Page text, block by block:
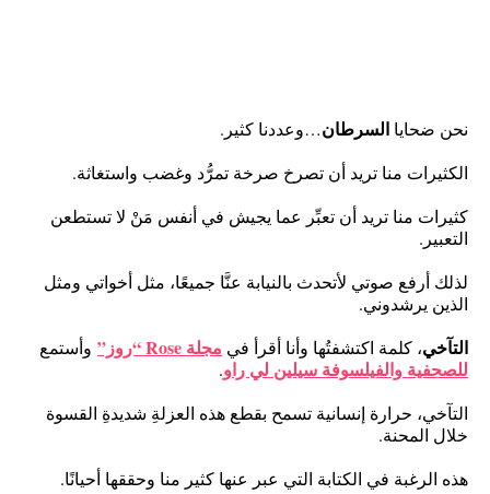
نحن ضحايا السرطان…وعددنا كثير.
الكثيرات منا تريد أن تصرخ صرخة تمرُّد وغضب واستغاثة.
كثيرات منا تريد أن تعبِّر عما يجيش في أنفس مَنْ لا تستطعن
التعبير.
لذلك أرفع صوتي لأتحدث بالنيابة عنَّا جميعًا، مثل أخواتي ومثل
الذين يرشدوني.
التآخي، كلمة اكتشفتُها وأنا أقرأ في مجلة Rose “روز” وأستمع
للصحفية والفيلسوفة سيلين لي راو.
التآخي، حرارة إنسانية تسمح بقطع هذه العزلةِ شديدةِ القسوة
خلال المحنة.
هذه الرغبة في الكتابة التي عبر عنها كثير منا وحققها أحيانًا.